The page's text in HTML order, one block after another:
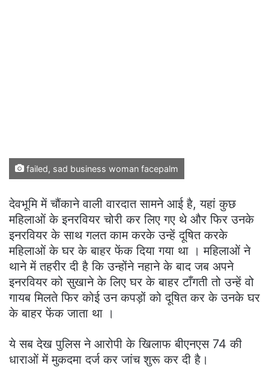
failed, sad business woman facepalm
देवभूमि में चौंकाने वाली वारदात सामने आई है, यहां कुछ
महिलाओं के इनरवियर चोरी कर लिए गए थे और फिर उनके
इनरवियर के साथ गलत काम करके उन्हें दूषित करके
महिलाओं के घर के बाहर फेंक दिया गया था । महिलाओं ने
थाने में तहरीर दी है कि उन्होंने नहाने के बाद जब अपने
इनरवियर को सुखाने के लिए घर के बाहर टाँगती तो उन्हें वो
गायब मिलते फिर कोई उन कपड़ों को दूषित कर के उनके घर
के बाहर फेंक जाता था ।
ये सब देख पुलिस ने आरोपी के खिलाफ बीएनएस 74 की
धाराओं में मुकदमा दर्ज कर जांच शुरू कर दी है।